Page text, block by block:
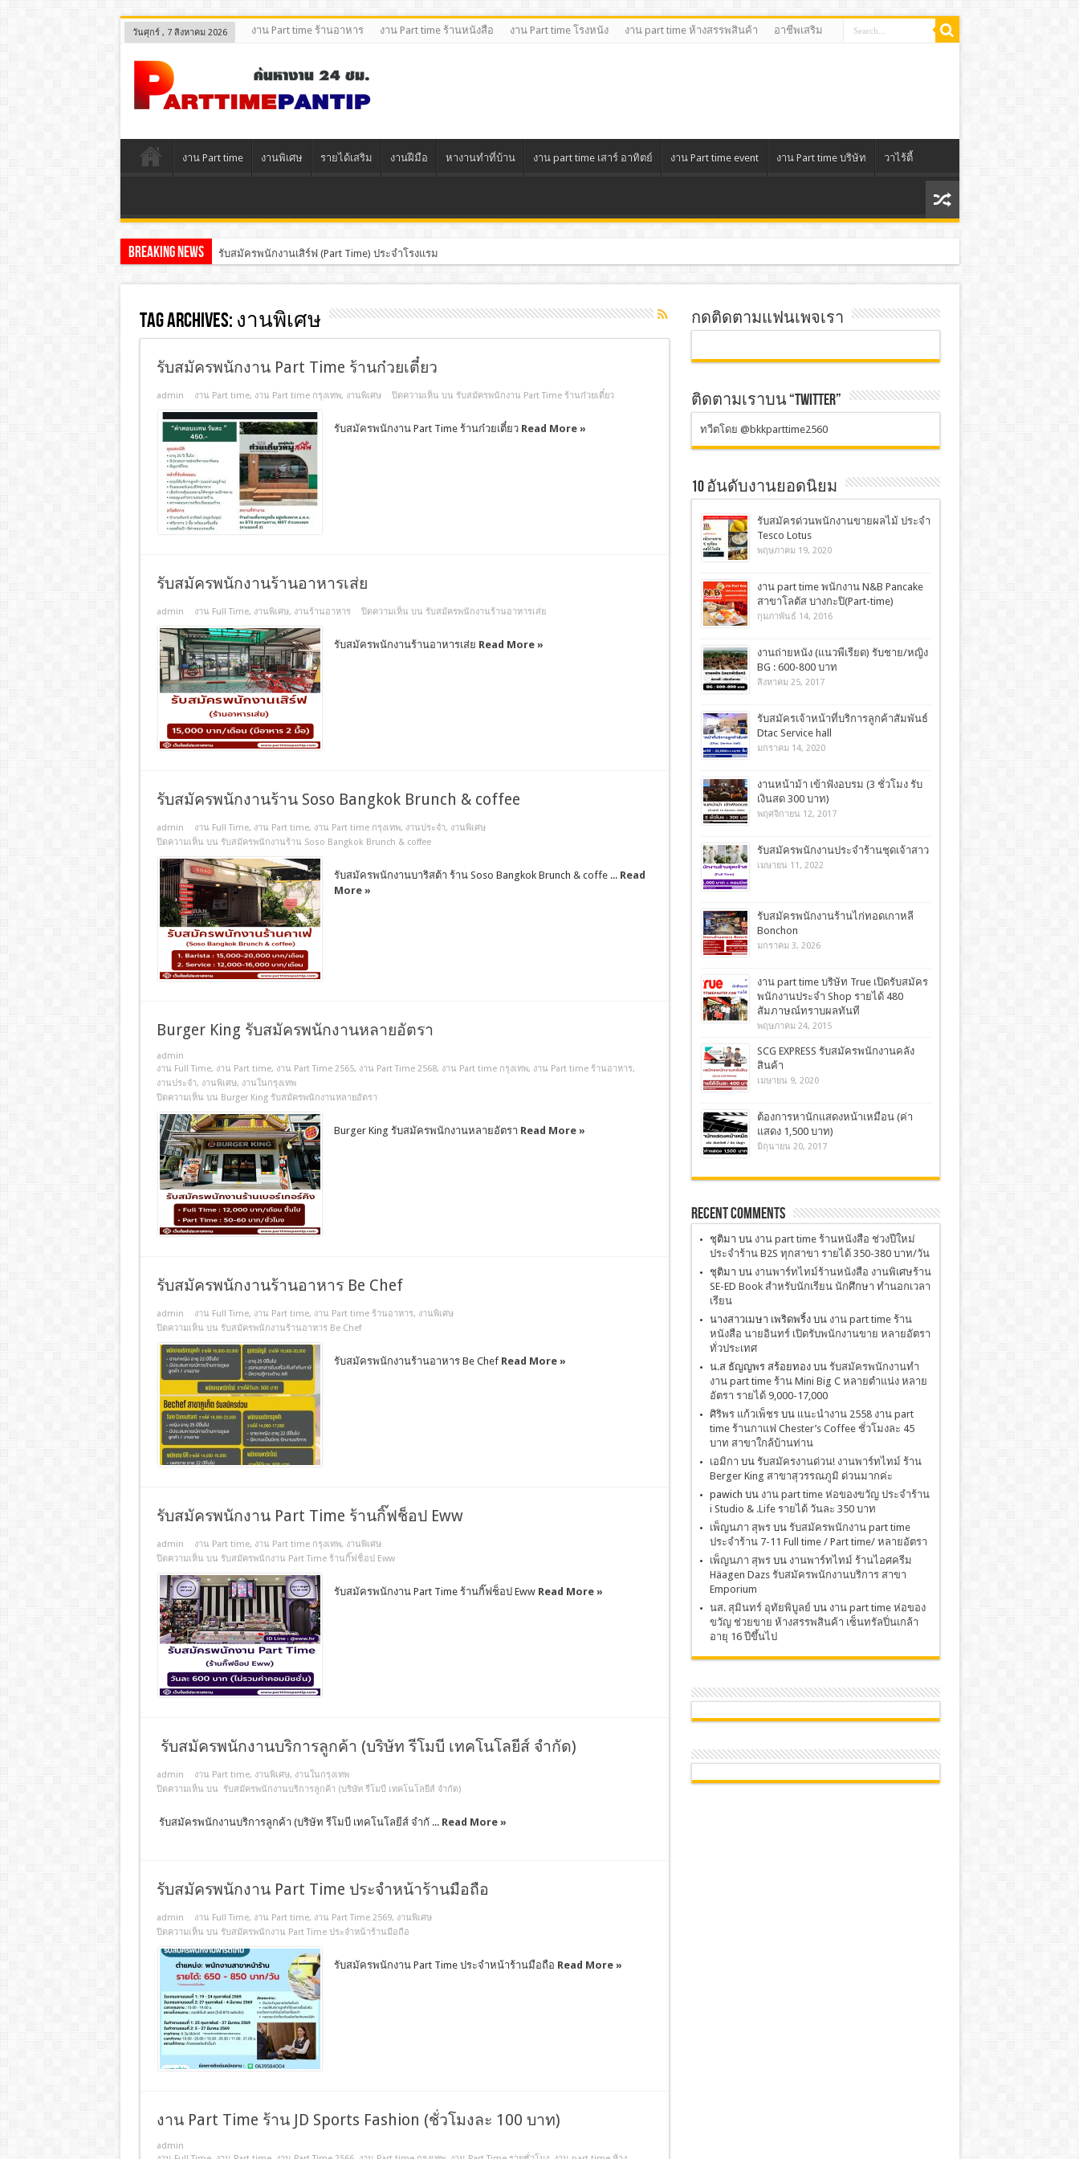
วันศุกร์ , 7 สิงหาคม 2026 งาน Part time ร้านอาหาร งาน Part time ร้านหนังสือ งาน Part time โรงหนัง งาน part time ห้างสรรพสินค้า อาชีพเสริม
งาน Part time งานพิเศษ รายได้เสริม งานฝีมือ หางานทําที่บ้าน งาน part time เสาร์ อาทิตย์ งาน Part time event งาน Part time บริษัท วาไร้ตี้
Breaking News รับสมัครพนักงานเสิร์ฟ (Part Time) ประจำโรงแรม
Tag Archives: งานพิเศษ
รับสมัครพนักงาน Part Time ร้านก๋วยเตี๋ยว
admin งาน Part time, งาน Part time กรุงเทพ, งานพิเศษ ปิดความเห็น บน รับสมัครพนักงาน Part Time ร้านก๋วยเตี๋ยว
รับสมัครพนักงาน Part Time ร้านก๋วยเตี๋ยว Read More »
รับสมัครพนักงานร้านอาหารเส่ย
admin งาน Full Time, งานพิเศษ, งานร้านอาหาร ปิดความเห็น บน รับสมัครพนักงานร้านอาหารเส่ย
รับสมัครพนักงานร้านอาหารเส่ย Read More »
รับสมัครพนักงานร้าน Soso Bangkok Brunch & coffee
admin งาน Full Time, งาน Part time, งาน Part time กรุงเทพ, งานประจํา, งานพิเศษ
ปิดความเห็น บน รับสมัครพนักงานร้าน Soso Bangkok Brunch & coffee
รับสมัครพนักงานบาริสต้า ร้าน Soso Bangkok Brunch & coffe ... Read
More »
Burger King รับสมัครพนักงานหลายอัตรา
admin
งาน Full Time, งาน Part time, งาน Part Time 2565, งาน Part Time 2568, งาน Part time กรุงเทพ, งาน Part time ร้านอาหาร,
งานประจํา, งานพิเศษ, งานในกรุงเทพ
ปิดความเห็น บน Burger King รับสมัครพนักงานหลายอัตรา
Burger King รับสมัครพนักงานหลายอัตรา Read More »
รับสมัครพนักงานร้านอาหาร Be Chef
admin งาน Full Time, งาน Part time, งาน Part time ร้านอาหาร, งานพิเศษ
ปิดความเห็น บน รับสมัครพนักงานร้านอาหาร Be Chef
รับสมัครพนักงานร้านอาหาร Be Chef Read More »
รับสมัครพนักงาน Part Time ร้านกิ๊ฟช็อป Eww
admin งาน Part time, งาน Part time กรุงเทพ, งานพิเศษ
ปิดความเห็น บน รับสมัครพนักงาน Part Time ร้านกิ๊ฟช็อป Eww
รับสมัครพนักงาน Part Time ร้านกิ๊ฟช็อป Eww Read More »
รับสมัครพนักงานบริการลูกค้า (บริษัท รีโมบี เทคโนโลยีส์ จำกัด)
admin งาน Part time, งานพิเศษ, งานในกรุงเทพ
ปิดความเห็น บน รับสมัครพนักงานบริการลูกค้า (บริษัท รีโมบี เทคโนโลยีส์ จำกัด)
รับสมัครพนักงานบริการลูกค้า (บริษัท รีโมบี เทคโนโลยีส์ จำกั ... Read More »
รับสมัครพนักงาน Part Time ประจำหน้าร้านมือถือ
admin งาน Full Time, งาน Part time, งาน Part Time 2569, งานพิเศษ
ปิดความเห็น บน รับสมัครพนักงาน Part Time ประจำหน้าร้านมือถือ
รับสมัครพนักงาน Part Time ประจำหน้าร้านมือถือ Read More »
งาน Part Time ร้าน JD Sports Fashion (ชั่วโมงละ 100 บาท)
admin
กดติดตามแฟนเพจเรา
ติดตามเราบน “TWITTER”
ทวีตโดย @bkkparttime2560
10 อันดับงานยอดนิยม
รับสมัครด่วนพนักงานขายผลไม้ ประจำ
Tesco Lotus
พฤษภาคม 19, 2020
งาน part time พนักงาน N&B Pancake
สาขาโลตัส บางกะปิ(Part-time)
กุมภาพันธ์ 14, 2016
งานถ่ายหนัง (แนวพีเรียด) รับชาย/หญิง
BG : 600-800 บาท
สิงหาคม 25, 2017
รับสมัครเจ้าหน้าที่บริการลูกค้าสัมพันธ์
Dtac Service hall
มกราคม 14, 2020
งานหน้าม้า เข้าฟังอบรม (3 ชั่วโมง รับ
เงินสด 300 บาท)
พฤศจิกายน 12, 2017
รับสมัครพนักงานประจำร้านชุดเจ้าสาว
เมษายน 11, 2022
รับสมัครพนักงานร้านไก่ทอดเกาหลี
Bonchon
มกราคม 3, 2026
งาน part time บริษัท True เปิดรับสมัคร
พนักงานประจำ Shop รายได้ 480
สัมภาษณ์ทราบผลทันที
พฤษภาคม 24, 2015
SCG EXPRESS รับสมัครพนักงานคลัง
สินค้า
เมษายน 9, 2020
ต้องการหานักแสดงหน้าเหมือน (ค่า
แสดง 1,500 บาท)
มิถุนายน 20, 2017
Recent Comments
ชุติมา บน งาน part time ร้านหนังสือ ช่วงปีใหม่
ประจำร้าน B2S ทุกสาขา รายได้ 350-380 บาท/วัน
ชุติมา บน งานพาร์ทไทม์ร้านหนังสือ งานพิเศษร้าน
SE-ED Book สำหรับนักเรียน นักศึกษา ทำนอกเวลา
เรียน
นางสาวเมษา เพริดพริ้งบน งาน part time ร้าน
หนังสือ นายอินทร์ เปิดรับพนักงานขาย หลายอัตรา
ทั่วประเทศ
น.ส ธัญญพร สร้อยทองบน รับสมัครพนักงานทำ
งาน part time ร้าน Mini Big C หลายตำแน่ง หลาย
อัตรา รายได้ 9,000-17,000
ศิริพร แก้วเพ็ชรบน เเนะนำงาน 2558 งาน part
time ร้านกาแฟ Chester’s Coffee ชั่วโมงละ 45
บาท สาขาใกล้บ้านท่าน
เอมิกา บน รับสมัครงานด่วน! งานพาร์ทไทม์ ร้าน
Berger King สาขาสุวรรณภูมิ ด่วนมากค่ะ
pawich บน งาน part time ห่อของขวัญ ประจำร้าน
i Studio & .Life รายได้ วันละ 350 บาท
เพ็ญนภา สุพรบน รับสมัครพนักงาน part time
ประจำร้าน 7-11 Full time / Part time/ หลายอัตรา
เพ็ญนภา สุพรบน งานพาร์ทไทม์ ร้านไอศครีม
Häagen Dazs รับสมัครพนักงานบริการ สาขา
Emporium
นส. สุมินทร์ อุทัยพิบูลย์ บน งาน part time ห่อของ
ขวัญ ช่วยขาย ห้างสรรพสินค้า เซ็นทรัลปิ่นเกล้า
อายุ 16 ปีขึ้นไป